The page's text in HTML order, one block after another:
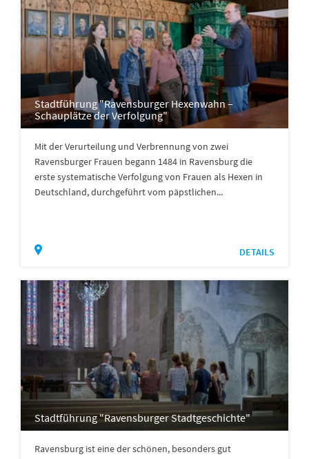
Stadtführung "Ravensburger Hexenwahn –
Schauplätze der Verfolgung"
Mit der Verurteilung und Verbrennung von zwei
Ravensburger Frauen begann 1484 in Ravensburg die
erste systematische Verfolgung von Frauen als Hexen in
Deutschland, durchgeführt vom päpstlichen...
DETAILS
Stadtführung "Ravensburger Stadtgeschichte"
Ravensburg ist eine der schönen, besonders gut